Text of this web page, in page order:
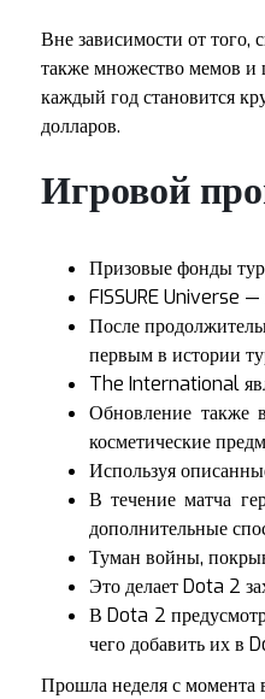
Вне зависимости от того,
также множество мемов и
каждый год становится
долларов.
Игровой
Призовые фонды
FISSURE Universe —
После
первым в истории
The International
Обновление также
косметические
Используя
В течение матча
дополнительные
Туман войны,
Это делает Dota 2
В Dota 2
чего добавить их
Прошла неделя с момента